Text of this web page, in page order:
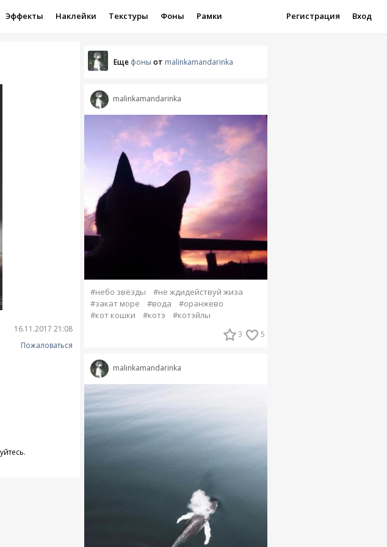
Эффекты Наклейки Текстуры Фоны Рамки Регистрация Вход
16.11.2017 21:08
Пожаловаться
.
Еще фоны от malinkamandarinka
malinkamandarinka
#небо звёзды
#не ждидействуй жиза
#закат море
#вода
#оранжево
#кот кошки
#котэ #котэйлы
3 5
malinkamandarinka